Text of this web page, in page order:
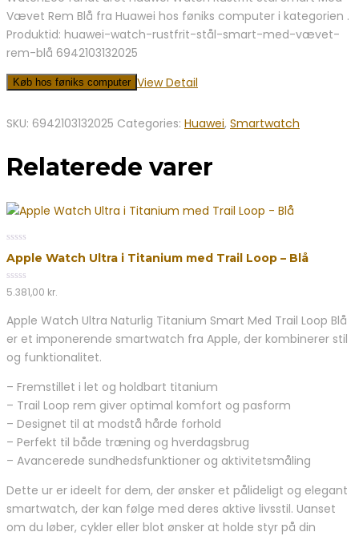
Vævet Rem Blå fra Huawei hos føniks computer i kategorien .
Produktid: huawei-watch-rustfrit-stål-smart-med-vævet-
rem-blå 6942103132025
Køb hos føniks computer View Detail
SKU: 6942103132025 Categories: Huawei, Smartwatch
Relaterede varer
out
5
Apple Watch Ultra i Titanium med Trail Loop – Blå
0
out
5
5.381,00 kr.
Apple Watch Ultra Naturlig Titanium Smart Med Trail Loop Blå
er et imponerende smartwatch fra Apple, der kombinerer stil
og funktionalitet.
– Fremstillet i let og holdbart titanium
– Trail Loop rem giver optimal komfort og pasform
– Designet til at modstå hårde forhold
– Perfekt til både træning og hverdagsbrug
– Avancerede sundhedsfunktioner og aktivitetsmåling
Dette ur er ideelt for dem, der ønsker et pålideligt og elegant
smartwatch, der kan følge med deres aktive livsstil. Uanset
om du løber, cykler eller blot ønsker at holde styr på din